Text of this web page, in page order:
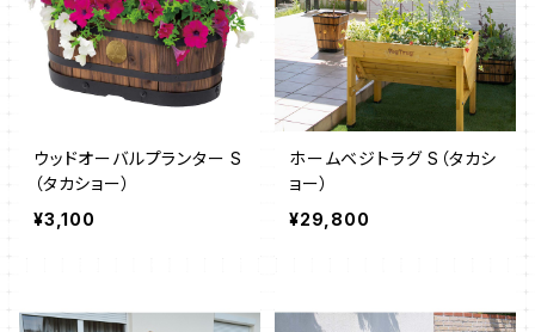
ウッドオーバルプランター S
（タカショー）
¥3,100
ホームベジトラグ S（タカシ
ョー）
¥29,800